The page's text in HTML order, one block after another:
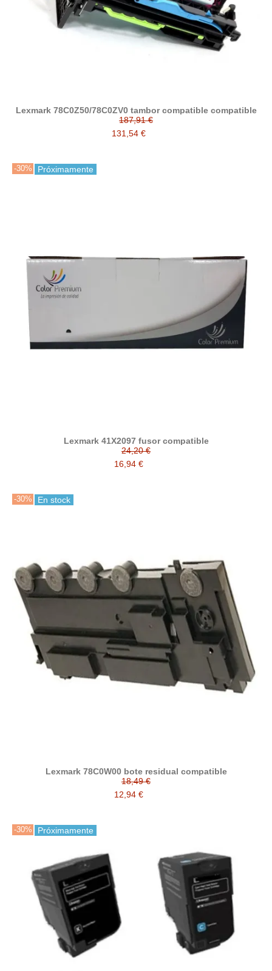
Lexmark 78C0Z50/78C0ZV0 tambor compatible compatible
187,91 €
131,54 €
-30% Próximamente
Lexmark 41X2097 fusor compatible
24,20 €
16,94 €
-30% En stock
Lexmark 78C0W00 bote residual compatible
18,49 €
12,94 €
-30% Próximamente